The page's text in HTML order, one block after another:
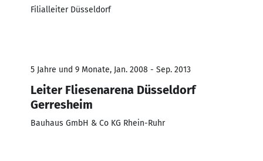
Filialleiter Düsseldorf
5 Jahre und 9 Monate, Jan. 2008 - Sep. 2013
Leiter Fliesenarena Düsseldorf
Gerresheim
Bauhaus GmbH & Co KG Rhein-Ruhr